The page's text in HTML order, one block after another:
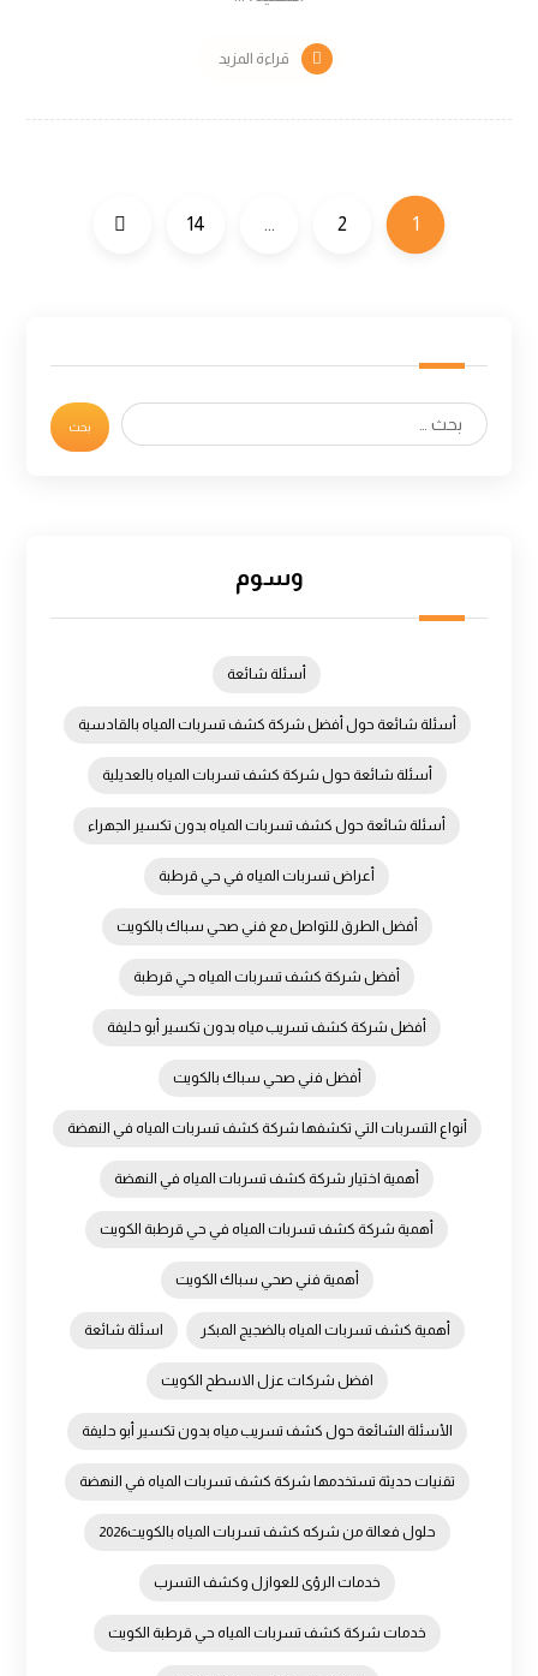
قراءة المزيد
1
2
…
14
وسوم
أسئلة شائعة
أسئلة شائعة حول أفضل شركة كشف تسربات المياه بالقادسية
أسئلة شائعة حول شركة كشف تسربات المياه بالعديلية
أسئلة شائعة حول كشف تسربات المياه بدون تكسير الجهراء
أعراض تسربات المياه في حي قرطبة
أفضل الطرق للتواصل مع فني صحي سباك بالكويت
أفضل شركة كشف تسربات المياه حي قرطبة
أفضل شركة كشف تسريب مياه بدون تكسير أبو حليفة
أفضل فني صحي سباك بالكويت
أنواع التسربات التي تكشفها شركة كشف تسربات المياه في النهضة
أهمية اختيار شركة كشف تسربات المياه في النهضة
أهمية شركة كشف تسربات المياه في حي قرطبة الكويت
أهمية فني صحي سباك الكويت
أهمية كشف تسربات المياه بالضجيج المبكر اسئلة شائعة
افضل شركات عزل الاسطح الكويت
الأسئلة الشائعة حول كشف تسريب مياه بدون تكسير أبو حليفة
تقنيات حديثة تستخدمها شركة كشف تسربات المياه في النهضة
حلول فعالة من شركه كشف تسربات المياه بالكويت2026
خدمات الرؤى للعوازل وكشف التسرب
خدمات شركة كشف تسربات المياه حي قرطبة الكويت